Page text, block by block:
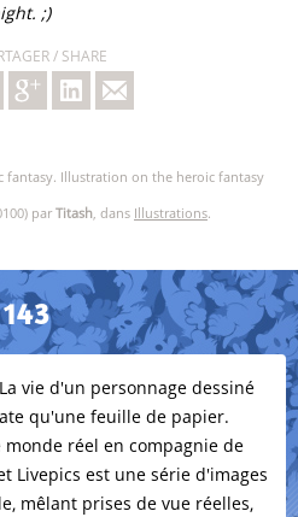
;)
/ SHARE
fantasy. Illustration on the heroic fantasy
par Titash, dans Illustrations.
La vie d'un personnage dessiné
qu'une feuille de papier.
réel en compagnie de
Livepics est une série d'images
mêlant prises de vue réelles,